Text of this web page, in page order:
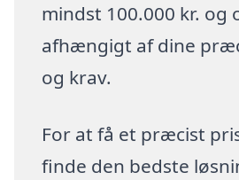
mindst 100.000 kr. og
afhængigt af dine
og krav.
For at få et præcist
finde den bedste